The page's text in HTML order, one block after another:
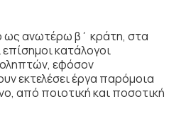
ως ανωτέρω β΄ κράτη, στα
κατάλογοι
εφόσον
εκτελέσει έργα παρόμοια
από ποιοτική και ποσοτική